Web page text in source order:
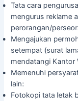
Tata cara
mengurus reklame
perorangan/
Mengajukan
setempat (surat
mendatangi Kantor
Memenuhi
lain:
Fotokopi tata letak